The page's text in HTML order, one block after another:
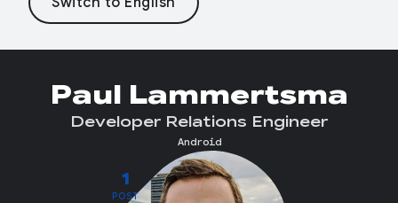
1
POST
Paul Lammertsma
Developer Relations Engineer
Android